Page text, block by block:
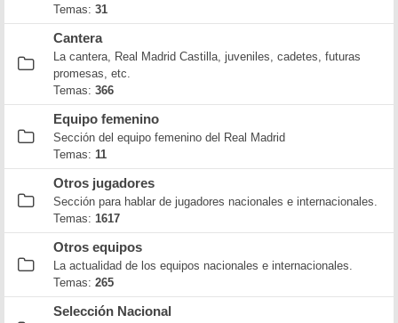
Temas: 31
Cantera
La cantera, Real Madrid Castilla, juveniles, cadetes, futuras
promesas, etc.
Temas: 366
Equipo femenino
Sección del equipo femenino del Real Madrid
Temas: 11
Otros jugadores
Sección para hablar de jugadores nacionales e internacionales.
Temas: 1617
Otros equipos
La actualidad de los equipos nacionales e internacionales.
Temas: 265
Selección Nacional